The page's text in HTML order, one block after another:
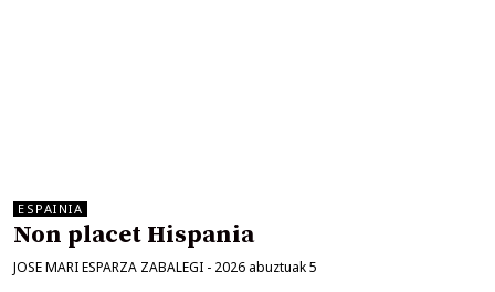
ESPAINIA
Non placet Hispania
JOSE MARI ESPARZA ZABALEGI - 2026 abuztuak 5